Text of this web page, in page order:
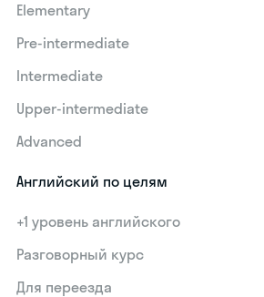
Elementary
Pre-intermediate
Intermediate
Upper-intermediate
Advanced
Английский по целям
+1 уровень английского
Разговорный курс
Для переезда